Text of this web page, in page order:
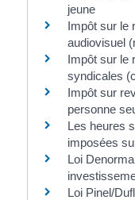
jeune
Impôt sur le
audiovisuel
Impôt sur le
syndicales
Impôt sur
personne
Les heures
imposées
Loi
Loi Pinel/